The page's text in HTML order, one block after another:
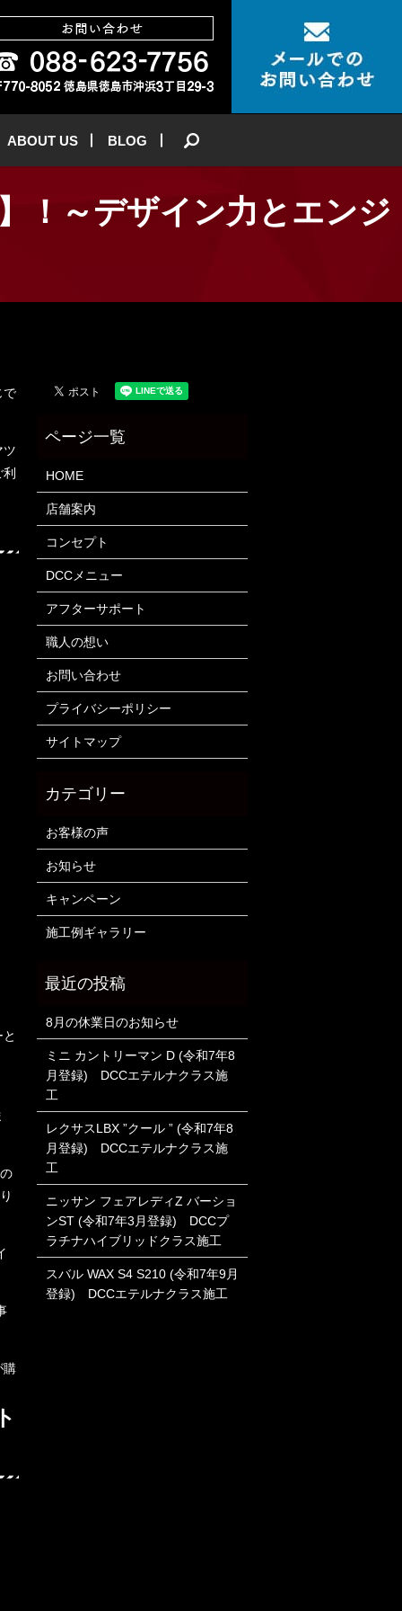
ABOUT US BLOG
！～デザイン力とエンジ
で
ツ
購
HOME
店舗案内
コンセプト
DCCメニュー
アフターサポート
職人の想い
お問い合わせ
プライバシーポリシー
サイトマップ
お客様の声
お知らせ
キャンペーン
施工例ギャラリー
8月の休業日のお知らせ
ミニ カントリーマン D (令和7年8
月登録) DCCエテルナクラス施
工
レクサスLBX ”クール ” (令和7年8
月登録) DCCエテルナクラス施
工
ニッサン フェアレディZ バーショ
ンST (令和7年3月登録) DCCプ
ラチナハイブリッドクラス施工
スバル WAX S4 S210 (令和7年9月
登録) DCCエテルナクラス施工